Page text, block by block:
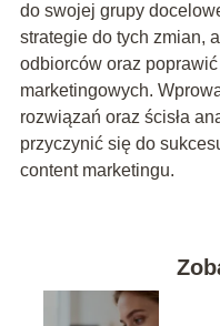
do swojej grupy
strategie do tych zmian,
odbiorców oraz
marketingowych.
rozwiązań oraz ścisła
przyczynić się do
content marketingu.